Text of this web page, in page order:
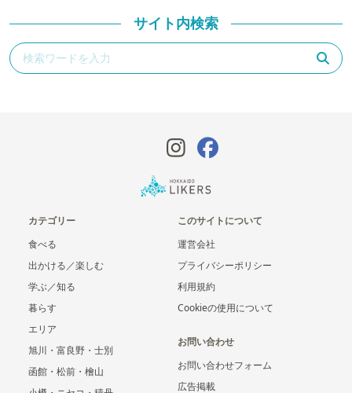
サイト内検索
カテゴリー
食べる
出かける／楽しむ
学ぶ／知る
暮らす
エリア
旭川・富良野・士別
函館・松前・檜山
このサイトについて
運営会社
プライバシーポリシー
利用規約
Cookieの使用について
お問い合わせ
お問い合わせフォーム
広告掲載